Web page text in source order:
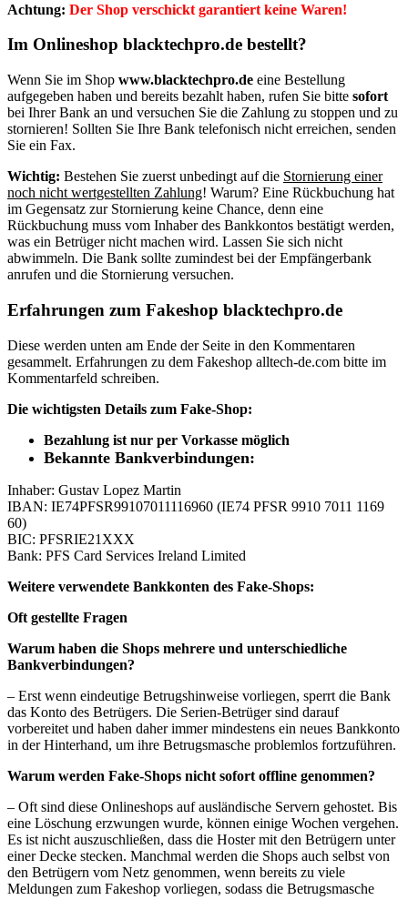
Achtung: Der Shop verschickt garantiert keine Waren!
Im Onlineshop blacktechpro.de bestellt?
Wenn Sie im Shop www.blacktechpro.de eine Bestellung
aufgegeben haben und bereits bezahlt haben, rufen Sie bitte sofort
bei Ihrer Bank an und versuchen Sie die Zahlung zu stoppen und zu
stornieren! Sollten Sie Ihre Bank telefonisch nicht erreichen, senden
Sie ein Fax.
Wichtig: Bestehen Sie zuerst unbedingt auf die Stornierung einer
noch nicht wertgestellten Zahlung! Warum? Eine Rückbuchung hat
im Gegensatz zur Stornierung keine Chance, denn eine
Rückbuchung muss vom Inhaber des Bankkontos bestätigt werden,
was ein Betrüger nicht machen wird. Lassen Sie sich nicht
abwimmeln. Die Bank sollte zumindest bei der Empfängerbank
anrufen und die Stornierung versuchen.
Erfahrungen zum Fakeshop blacktechpro.de
Diese werden unten am Ende der Seite in den Kommentaren
gesammelt. Erfahrungen zu dem Fakeshop alltech-de.com bitte im
Kommentarfeld schreiben.
Die wichtigsten Details zum Fake-Shop:
Bezahlung ist nur per Vorkasse möglich
Bekannte Bankverbindungen:
Inhaber: Gustav Lopez Martin
IBAN: IE74PFSR99107011116960 (IE74 PFSR 9910 7011 1169
60)
BIC: PFSRIE21XXX
Bank: PFS Card Services Ireland Limited
Weitere verwendete Bankkonten des Fake-Shops:
Oft gestellte Fragen
Warum haben die Shops mehrere und unterschiedliche
Bankverbindungen?
– Erst wenn eindeutige Betrugshinweise vorliegen, sperrt die Bank
das Konto des Betrügers. Die Serien-Betrüger sind darauf
vorbereitet und haben daher immer mindestens ein neues Bankkonto
in der Hinterhand, um ihre Betrugsmasche problemlos fortzuführen.
Warum werden Fake-Shops nicht sofort offline genommen?
– Oft sind diese Onlineshops auf ausländische Servern gehostet. Bis
eine Löschung erzwungen wurde, können einige Wochen vergehen.
Es ist nicht auszuschließen, dass die Hoster mit den Betrügern unter
einer Decke stecken. Manchmal werden die Shops auch selbst von
den Betrügern vom Netz genommen, wenn bereits zu viele
Meldungen zum Fakeshop vorliegen, sodass die Betrugsmasche